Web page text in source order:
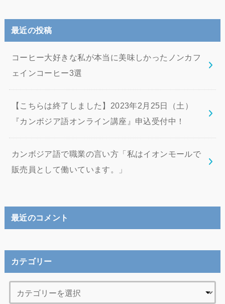
最近の投稿
コーヒー大好きな私が本当に美味しかったノンカフ
ェインコーヒー3選
【こちらは終了しました】2023年2月25日（土）
『カンボジア語オンライン講座』申込受付中！
カンボジア語で職業の言い方「私はイオンモールで
販売員として働いています。」
最近のコメント
カテゴリー